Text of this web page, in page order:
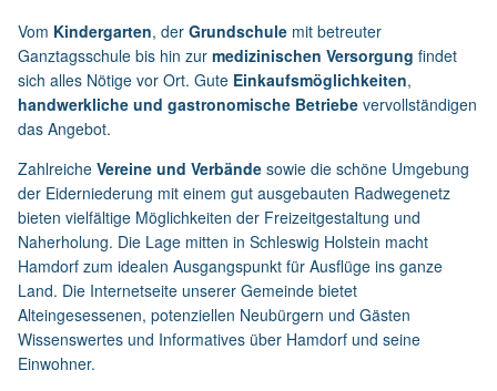
Vom Kindergarten, der Grundschulemit betreuter
Ganztagsschule bis hin zur medizinischen Versorgung findet
sich alles Nötige vor Ort. Gute Einkaufsmöglichkeiten,
handwerkliche und gastronomische Betriebevervollständigen
das Angebot.
Zahlreiche Vereine und Verbändesowie die schöne Umgebung
der Eiderniederung mit einem gut ausgebauten Radwegenetz
bieten vielfältige Möglichkeiten der Freizeitgestaltung und
Naherholung. Die Lage mitten in Schleswig Holstein macht
Hamdorf zum idealen Ausgangspunkt für Ausflüge ins ganze
Land. Die Internetseite unserer Gemeinde bietet
Alteingesessenen, potenziellen Neubürgern und Gästen
Wissenswertes und Informatives über Hamdorf und seine
Einwohner.